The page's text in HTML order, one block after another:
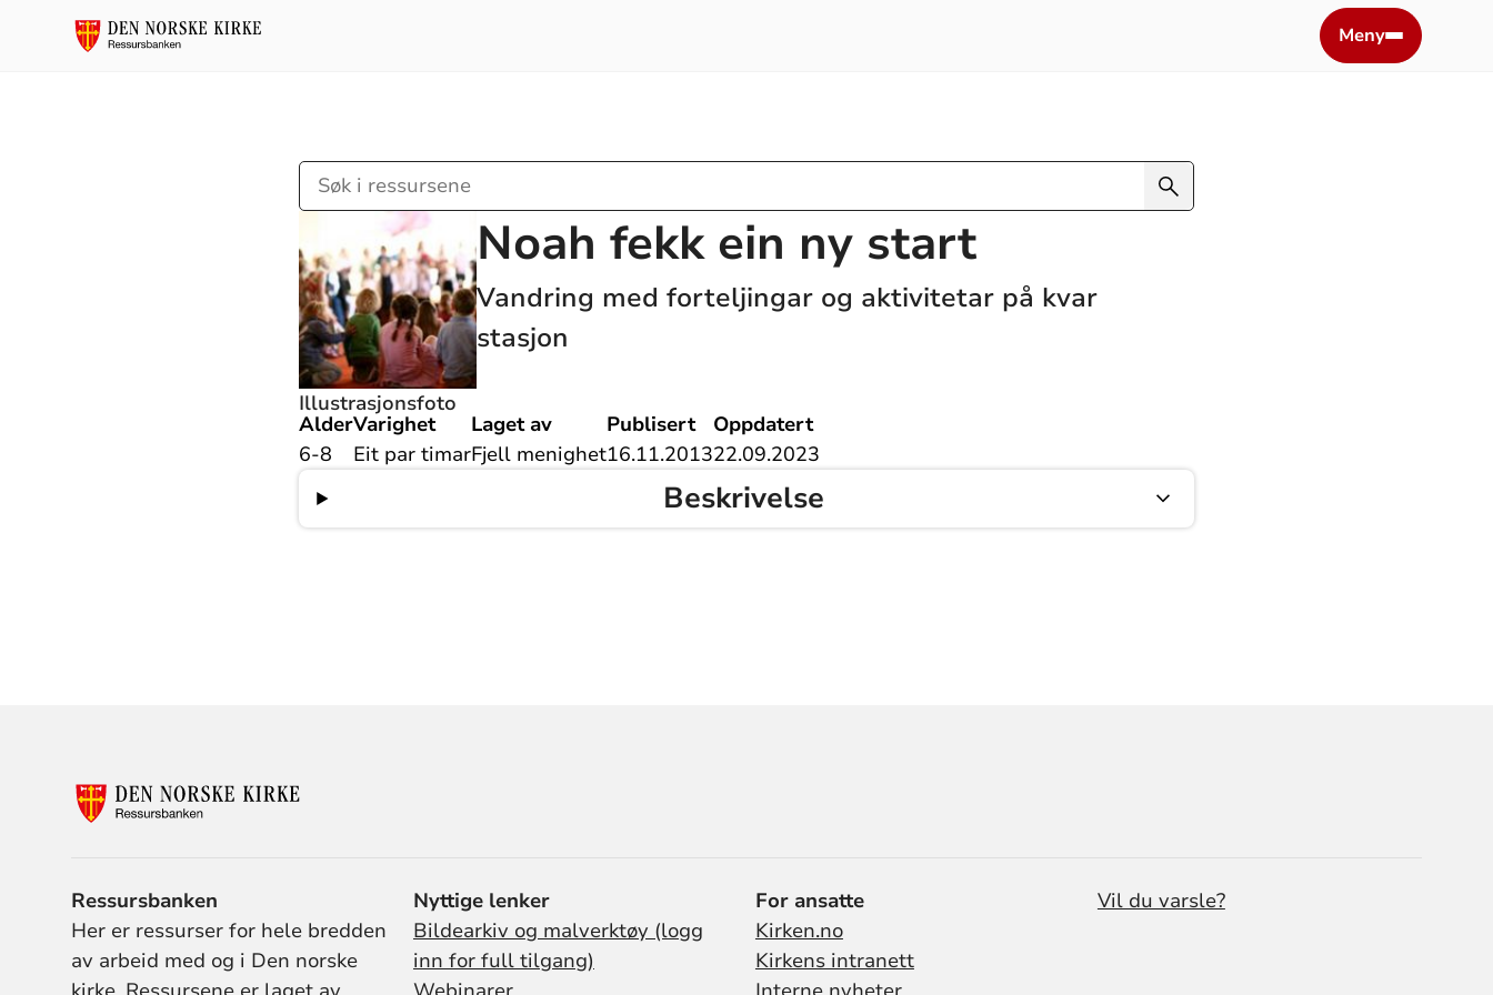
Meny
Søk
i
ressursene
Illustrasjonsfoto
Noah fekk ein ny start
Vandring med forteljingar og aktivitetar på kvar
stasjon
Alder
6-8
Varighet
Eit par timar
Laget av
Fjell menighet
Publisert
16.11.2013
Oppdatert
22.09.2023
Beskrivelse
Ressursbanken
Her er ressurser for hele bredden
av arbeid med og i Den norske
Nyttige lenker
Bildearkiv og malverktøy (logg
inn for full tilgang)
For ansatte
Kirken.no
Kirkens intranett
Vil du varsle?